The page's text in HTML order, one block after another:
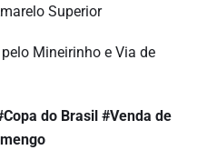
Superior
Mineirinho e Via de
do Brasil #Venda de